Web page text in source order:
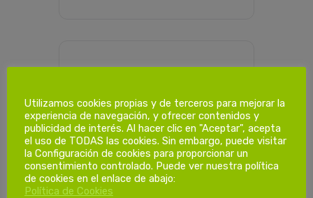
Dias de
formación.
Utilizamos cookies propias y de terceros para mejorar la
experiencia de navegación, y ofrecer contenidos y
publicidad de interés. Al hacer clic en "Aceptar", acepta
el uso de TODAS las cookies. Sin embargo, puede visitar
la Configuración de cookies para proporcionar un
consentimiento controlado. Puede ver nuestra política
de cookies en el enlace de abajo:
Política de Cookies